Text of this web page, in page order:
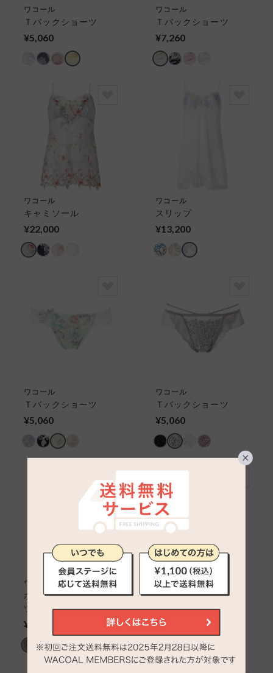
ワコール
Ｔバックショーツ
¥5,060
ワコール
Ｔバックショーツ
¥7,260
ワコール
キャミソール
¥22,000
ワコール
スリップ
¥13,200
ワコール
Ｔバックショーツ
¥5,060
ワコール
Ｔバックショーツ
¥5,060
ワコール
ボーイレングスショー
ツ
¥5,060
ワコール
【軽やかなつけごこ
ち】ライトイージーブ
ラ ３／４カップブラ
¥14,300～